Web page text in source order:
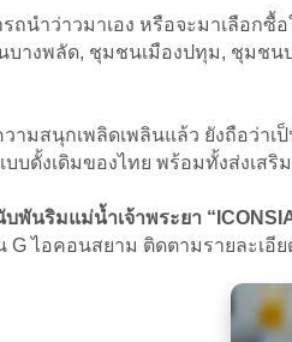
ถนำว่าวมาเอง หรือจะมาเลือก
างพลัด, ชุมชนเมืองปทุม, ชุมชนบ
ามสนุกเพลิดเพลินแล้ว ยังถือว่า
บบดั้งเดิมของไทย พร้อมทั้งส่งเ
นริมแม่น้ำเจ้าพระยา
ไอคอนสยาม ติดตามรายละเอีย